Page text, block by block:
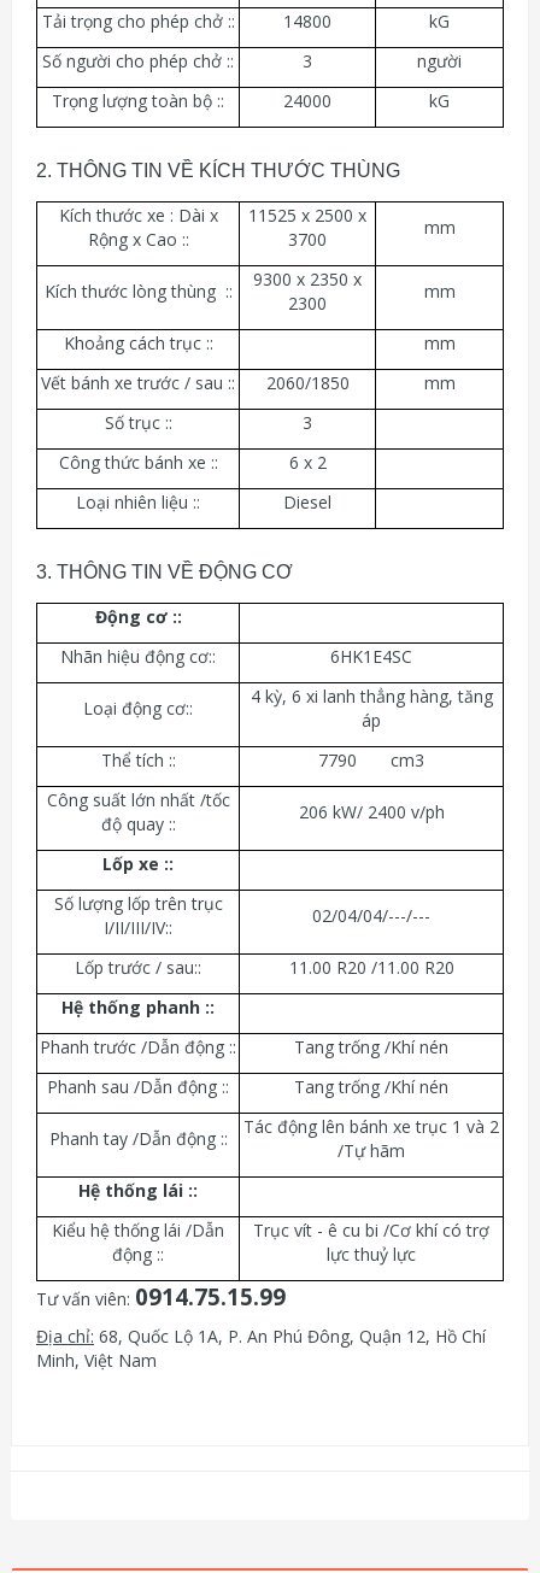
Tải trọng cho phép chở ::
14800
kG
Số người cho phép chở ::
3
người
Trọng lượng toàn bộ ::
24000 kG
2. THÔNG TIN VỀ KÍCH THƯỚC THÙNG
Kích thước xe : Dài x
Rộng x Cao ::
11525 x 2500 x
3700
mm
Kích thước lòng thùng ::
9300 x 2350 x
2300
mm
Khoảng cách trục ::
mm
Vết bánh xe trước / sau ::
2060/1850
mm
Số trục ::
3
Công thức bánh xe ::
6 x 2
Loại nhiên liệu ::
Diesel
3. THÔNG TIN VỀ ĐỘNG CƠ
Động cơ ::
Nhãn hiệu động cơ::
6HK1E4SC
Loại động cơ::
4 kỳ, 6 xi lanh thẳng hàng, tăng
áp
Thể tích ::
7790 cm3
Công suất lớn nhất /tốc
độ quay ::
206 kW/ 2400 v/ph
Lốp xe ::
Số lượng lốp trên trục
I/II/III/IV::
02/04/04/---/---
Lốp trước / sau::
11.00 R20 /11.00 R20
Hệ thống phanh ::
Phanh trước /Dẫn động ::
Tang trống /Khí nén
Phanh sau /Dẫn động ::
Tang trống /Khí nén
Phanh tay /Dẫn động ::
Tác động lên bánh xe trục 1 và 2
/Tự hãm
Hệ thống lái ::
Kiểu hệ thống lái /Dẫn
động ::
Trục vít - ê cu bi /Cơ khí có trợ
lực thuỷ lực
Tư vấn viên: 0914.75.15.99
Địa chỉ: 68, Quốc Lộ 1A, P. An Phú Đông, Quận 12, Hồ Chí
Minh, Việt Nam